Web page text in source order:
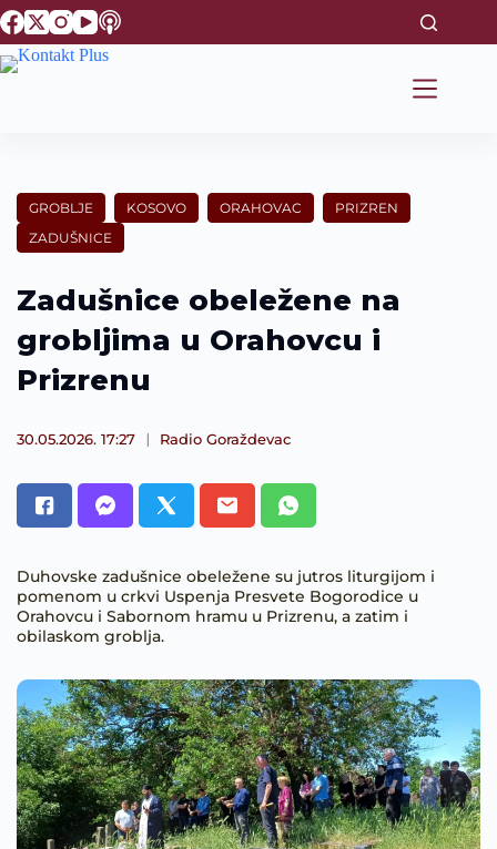
S
k
i
n
GROBLJE KOSOVO ORAHOVAC
PRIZREN
ZADUŠNICE
Zadušnice obeležene na
grobljima u Orahovcu i
Prizrenu
30.05.2026. 17:27 Radio Goraždevac
Duhovske zadušnice obeležene su jutros liturgijom i
pomenom u crkvi Uspenja Presvete Bogorodice u
Orahovcu i Sabornom hramu u Prizrenu, a zatim i
obilaskom groblja.